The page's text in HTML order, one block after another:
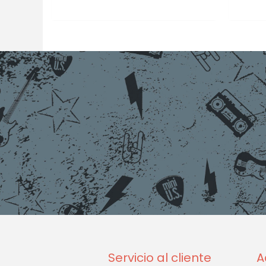
Servicio al cliente